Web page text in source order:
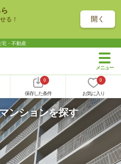
る！ 開く
宅・不動産
0
保存した条件
0
お気に入り
ンションを探す